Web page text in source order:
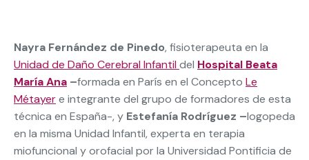
Nayra Fernández de Pinedo, fisioterapeuta en la
Unidad de Daño Cerebral Infantil del Hospital Beata
María Ana –formada en París en el Concepto Le
Métayere integrante del grupo de formadores de esta
técnica en España-, y Estefanía Rodríguez –logopeda
en la misma Unidad Infantil, experta en terapia
miofuncional y orofacial por la Universidad Pontificia de